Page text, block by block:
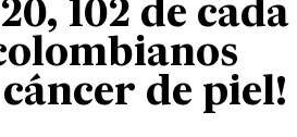
102 de cada
de piel!